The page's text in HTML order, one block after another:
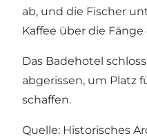
ab, und die Fischer
Kaffee über die Fänge
Das Badehotel
abgerissen, um Platz
schaffen.
Quelle: Historisches